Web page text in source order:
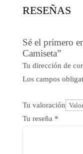
RESEÑAS
Sé el primero
Camiseta”
Tu dirección de
Los campos
Tu valoración
Tu reseña *